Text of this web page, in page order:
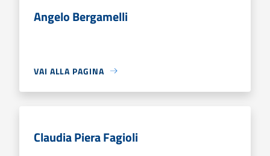
Angelo Bergamelli
VAI ALLA PAGINA
Claudia Piera Fagioli